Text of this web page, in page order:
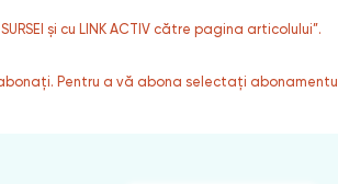
și cu LINK ACTIV către pagina articolului”.
Pentru a vă abona selectați abonamentul